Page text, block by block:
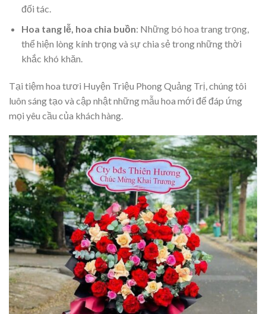
đối tác.
Hoa tang lễ, hoa chia buồn: Những bó hoa trang trọng,
thể hiện lòng kính trọng và sự chia sẻ trong những thời
khắc khó khăn.
Tại tiệm hoa tươi Huyện Triệu Phong Quảng Trị, chúng tôi
luôn sáng tạo và cập nhật những mẫu hoa mới để đáp ứng
mọi yêu cầu của khách hàng.